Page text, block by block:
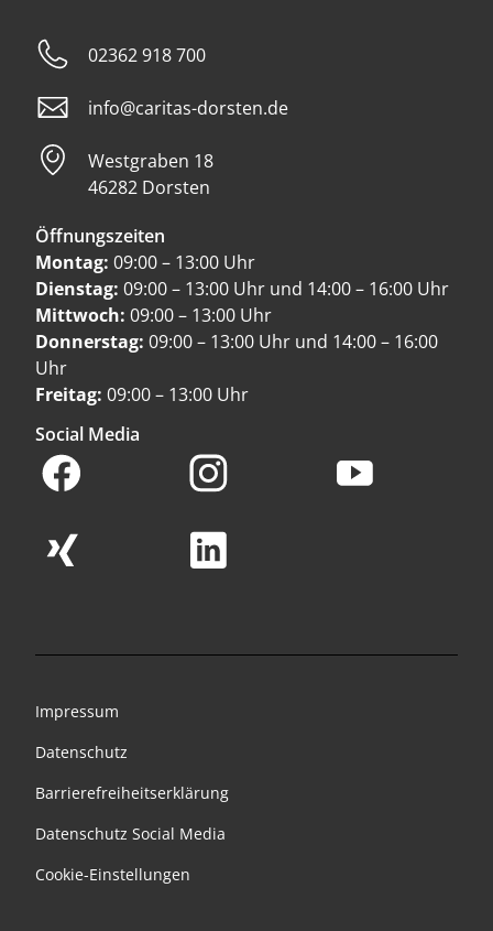
02362 918 700
info@caritas-dorsten.de
Westgraben 18
46282 Dorsten
Öffnungszeiten
Montag: 09:00 – 13:00 Uhr
Dienstag: 09:00 – 13:00 Uhr und 14:00 – 16:00 Uhr
Mittwoch: 09:00 – 13:00 Uhr
Donnerstag: 09:00 – 13:00 Uhr und 14:00 – 16:00
Uhr
Freitag: 09:00 – 13:00 Uhr
Social Media
Impressum
Datenschutz
Barrierefreiheitserklärung
Datenschutz Social Media
Cookie-Einstellungen